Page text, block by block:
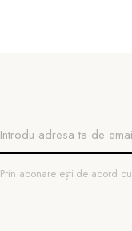
Prin abonare ești de acord cu